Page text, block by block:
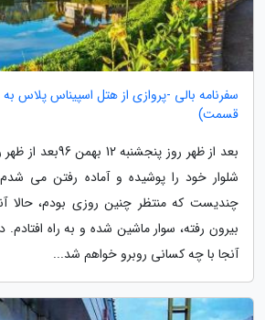
قسمت)
بعد از ظهر روز
شلوار خود را پوشیده و آماده رفتن می
چندیست که منتظر چنین روزی بودم، حالا
بیرون رفته، سوار ماشین شده و به راه افتادم.
آنجا با چه کسانی روبرو خواهم شد...